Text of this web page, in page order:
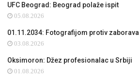
UFC Beograd: Beograd polaže ispit
05.08.2026
01.11.2034: Fotografijom protiv zaborava
03.08.2026
Oksimoron: Džez profesionalac u Srbiji
01.08.2026